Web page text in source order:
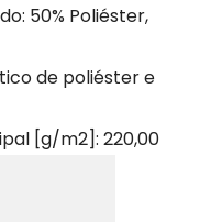
50% Poliéster,
de poliéster e
[g/m2]: 220,00